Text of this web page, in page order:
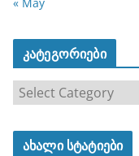
კატეგორიები
ტ
ახალი სტატიები